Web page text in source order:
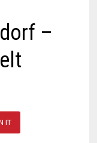
–
IT